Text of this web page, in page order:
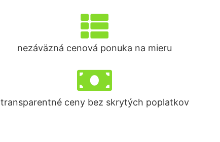
nezáväzná cenová ponuka na mieru
transparentné ceny bez skrytých poplatkov